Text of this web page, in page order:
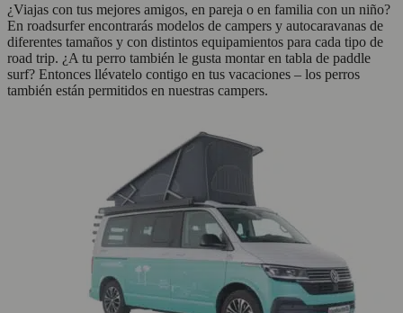
¿Viajas con tus mejores amigos, en pareja o en familia con un niño?
En roadsurfer encontrarás modelos de campers y autocaravanas de
diferentes tamaños y con distintos equipamientos para cada tipo de
road trip. ¿A tu perro también le gusta montar en tabla de paddle
surf? Entonces llévatelo contigo en tus vacaciones – los perros
también están permitidos en nuestras campers.